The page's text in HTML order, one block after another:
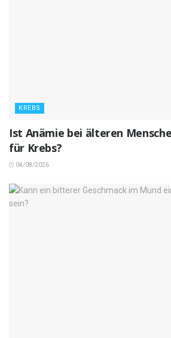
KREBS
Ist Anämie bei älteren
für Krebs?
04/08/2026